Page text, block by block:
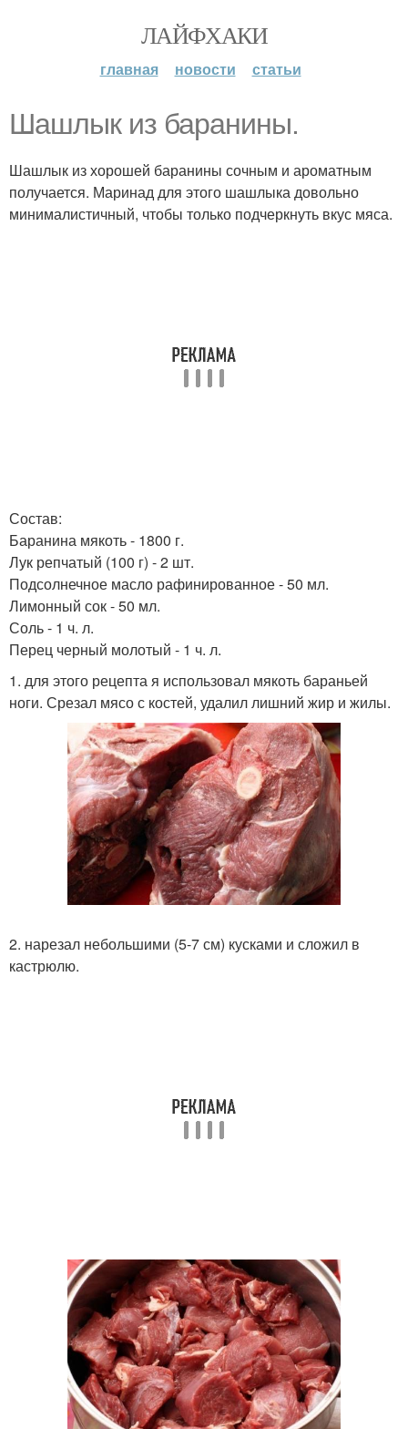
ЛАЙФХАКИ
главная новости статьи
Шашлык из баранины.
Шашлык из хорошей баранины сочным и ароматным
получается. Маринад для этого шашлыка довольно
минималистичный, чтобы только подчеркнуть вкус мяса.
Состав:
Баранина мякоть - 1800 г.
Лук репчатый (100 г) - 2 шт.
Подсолнечное масло рафинированное - 50 мл.
Лимонный сок - 50 мл.
Соль - 1 ч. л.
Перец черный молотый - 1 ч. л.
1. для этого рецепта я использовал мякоть бараньей
ноги. Срезал мясо с костей, удалил лишний жир и жилы.
2. нарезал небольшими (5-7 см) кусками и сложил в
кастрюлю.